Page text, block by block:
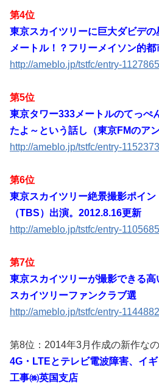
第4位
東京スカイツリーに巨大ダビデ
メートル！？フリーメイソン的都
http://ameblo.jp/tstfc/entry-
第5位
東京タワー333メートルのてっぺ
たよ～という話し（東京FMのアン
http://ameblo.jp/tstfc/entry-
第6位
東京スカイツリー絶景撮影ポイ
（TBS）出演。2012.8.16更新
http://ameblo.jp/tstfc/entry-
第7位
東京スカイツリーが撮影できる
スカイツリーファンクラブ選
http://ameblo.jp/tstfc/entry-
第8位：2014年3月作成の新作な
4G・LTEとテレビ電波障害、イ
工事㈱英国支店